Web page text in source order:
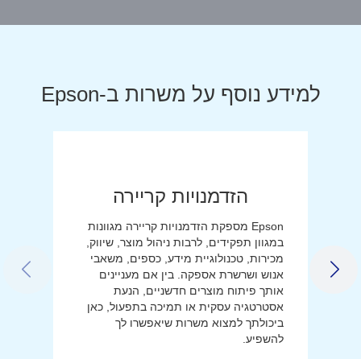
למידע נוסף על משרות ב-Epson
הזדמנויות קריירה
Epson מספקת הזדמנויות קריירה מגוונות
במגוון תפקידים, לרבות ניהול מוצר, שיווק,
מכירות, טכנולוגיית מידע, כספים, משאבי
אנוש ושרשרת אספקה. בין אם מעניינים
אותך פיתוח מוצרים חדשניים, הנעת
אסטרטגיה עסקית או תמיכה בתפעול, כאן
ביכולתך למצוא משרות שיאפשרו לך
להשפיע.
NEXT SLIDE